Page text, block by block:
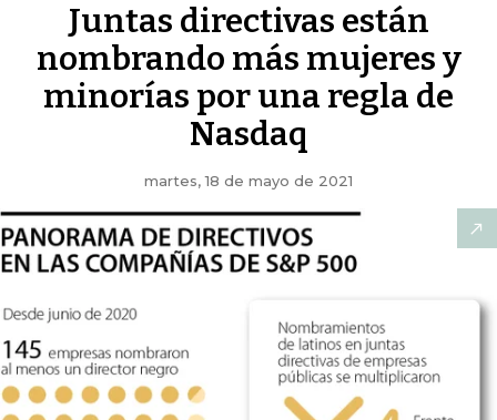
Juntas directivas están
nombrando más mujeres y
minorías por una regla de
Nasdaq
martes, 18 de mayo de 2021